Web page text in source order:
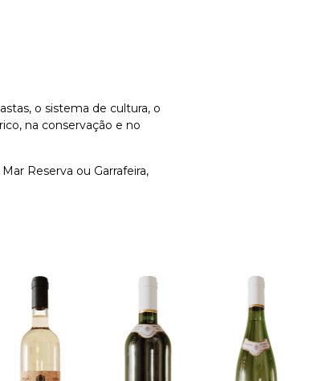
o sistema de cultura, o
na conservação e no
Reserva ou Garrafeira,